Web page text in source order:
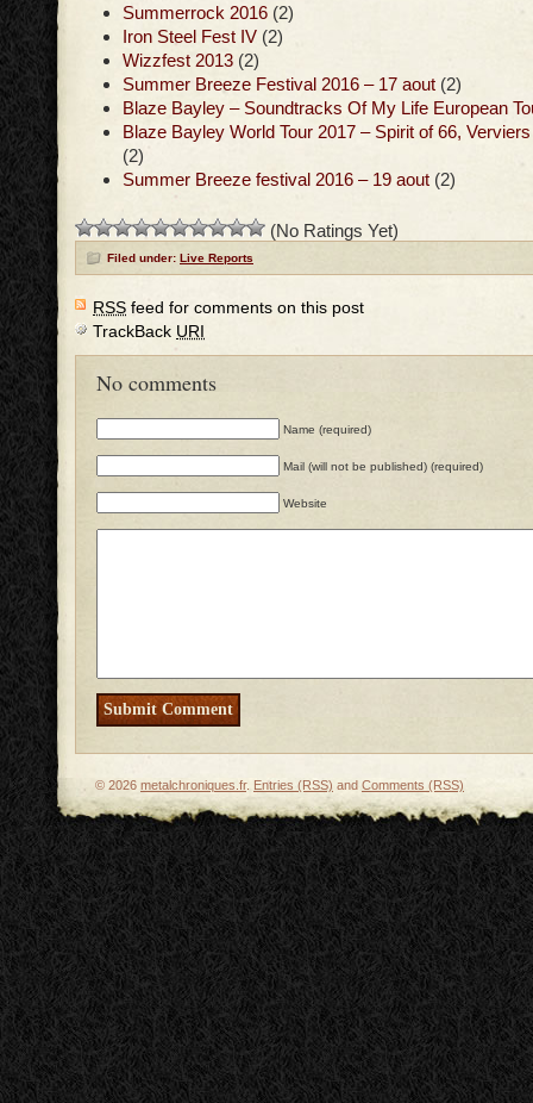
Summerrock 2016 (2)
Iron Steel Fest IV (2)
Wizzfest 2013 (2)
Summer Breeze Festival 2016 – 17 aout (2)
Blaze Bayley – Soundtracks Of My Life European
Blaze Bayley World Tour 2017 – Spirit of 66,
(2)
Summer Breeze festival 2016 – 19 aout (2)
(No Ratings Yet)
Filed under: Live Reports
RSS feed for comments on this post
TrackBack URI
No comments
Name (required)
Mail (will not be published) (required)
Website
© 2026 metalchroniques.fr. Entries (RSS) and Comments (RSS)